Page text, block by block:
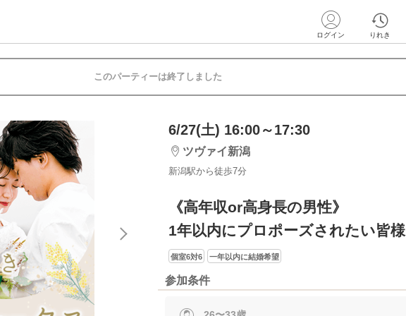
ログイン りれき
このパーティーは終了しました
6/27(土) 16:00～17:30
ツヴァイ新潟
新潟駅から徒歩7分
《高年収or高身長の男性》
1年以内にプロポーズされたい皆様
個室6対6 一年以内に結婚希望
参加条件